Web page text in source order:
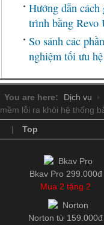
Hướng dẫn
trình bằng Revo
So sánh các
nghiệm tối ưu
You are here: Dịch vụ
mềm lỗi ra khỏi hệ thống
|
Top
Bkav Pro 299.000đ
Mua 2 tặng 2
Norton từ 159.000đ